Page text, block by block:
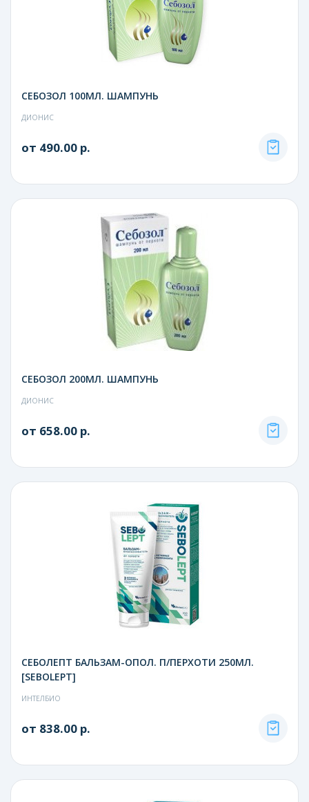
СЕБОЗОЛ 100МЛ. ШАМПУНЬ
ДИОНИС
от 490.00 р.
СЕБОЗОЛ 200МЛ. ШАМПУНЬ
ДИОНИС
от 658.00 р.
СЕБОЛЕПТ БАЛЬЗАМ-ОПОЛ. П/ПЕРХОТИ 250МЛ.
[SEBOLEPT]
ИНТЕЛБИО
от 838.00 р.